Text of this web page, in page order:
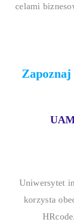
celami
Zapoznaj
Uniwersytet
korzysta